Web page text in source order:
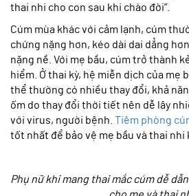
thai nhi cho con sau khi chào đời”.
Cúm mùa khác với cảm lạnh, cúm
chứng nặng hơn, kéo dài dai dẳng
nặng nề. Với mẹ bầu, cúm trở thành
hiểm. Ở thai kỳ, hệ miễn dịch của mẹ
thể thường có nhiều thay đổi, khả
ốm do thay đổi thời tiết nên dễ lây
với virus, người bệnh. Tiêm phòng
tốt nhất để bảo vệ mẹ bầu và thai nhi
Phụ nữ khi mang thai mắc cúm dễ